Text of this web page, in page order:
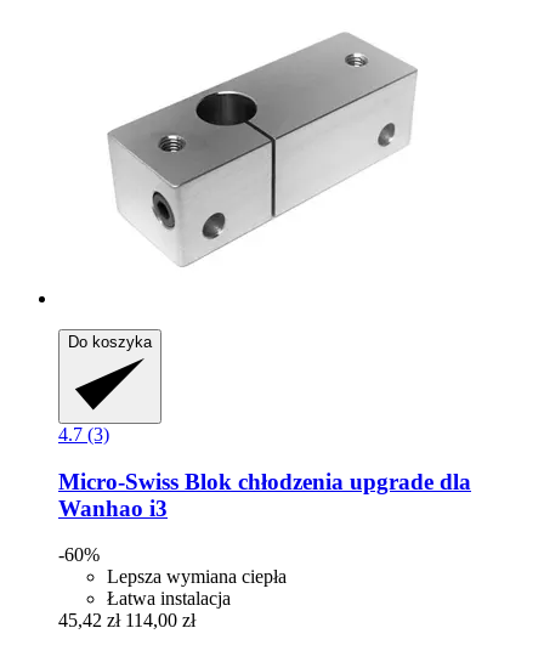
Do koszyka
4.7 (3)
Micro-Swiss Blok chłodzenia upgrade dla
Wanhao i3
-60%
Lepsza wymiana ciepła
Łatwa instalacja
45,42 zł 114,00 zł